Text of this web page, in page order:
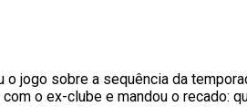
jogo sobre a sequência da
o ex-clube e mandou o recado: